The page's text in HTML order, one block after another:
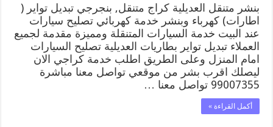
بنشر متنقل العديلية كراج متنقل, بنجرجي تبديل تواير (
اطارات) كهرباء وبنشر خدمة كهربائي تصليح سيارات
عند البيت خدمة السيارات المتنقلة ومميزة مقدمة لجميع
العملاء تبديل تواير بطاريات العديلية تصليح السيارات
امام المنزل وعلى الطريق اطلب خدمة كراجي الان
ليصلك اقرب بشر من موقعي تواصل معنا مباشرة
99007355 تواصل معنا …
أكمل القراءة »